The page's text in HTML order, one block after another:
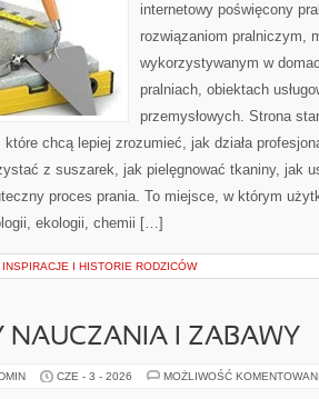
internetowy poświęcony
rozwiązaniom pralniczym,
wykorzystywanym w
pralniach, obiektach
przemysłowych. Strona
chcą lepiej zrozumieć, jak działa
z suszarek, jak pielęgnować tkaniny, jak
proces prania. To miejsce, w którym
ekologii, chemii […]
INSPIRACJE I HISTORIE RODZICÓW
NAUCZANIA I ZABAWY
CZE - 3 - 2026 MOŻLIWOŚĆ